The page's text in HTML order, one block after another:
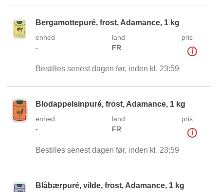
Bergamottepuré, frost, Adamance, 1 kg
enhed
-
land
FR
pris
i
Bestilles senest dagen før, inden kl. 23:59
Blodappelsinpuré, frost, Adamance, 1 kg
enhed
-
land
FR
pris
i
Bestilles senest dagen før, inden kl. 23:59
Blåbærpuré, vilde, frost, Adamance, 1 kg